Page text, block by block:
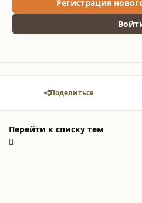
Регистрация
Поделиться
Перейти к списку тем